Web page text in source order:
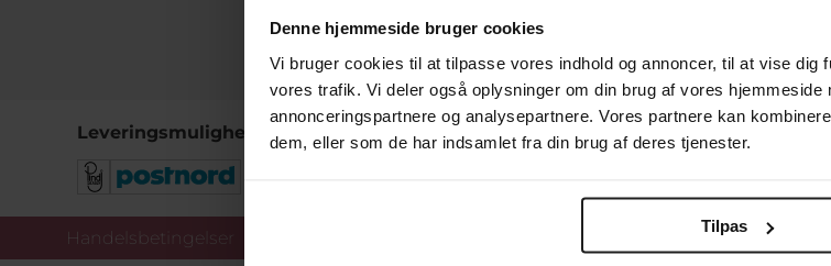
Denne hjemmeside bruger cookies
Vi bruger cookies til at tilpasse vores indhold og annoncer, til at vise dig
vores trafik. Vi deler også oplysninger om din brug af vores
annonceringspartnere og analysepartnere. Vores partnere kan
dem, eller som de har indsamlet fra din brug af deres tjenester.
Tilpas
Leveringsmuligheder Betalingsmuligheder
Handelsbetingelser